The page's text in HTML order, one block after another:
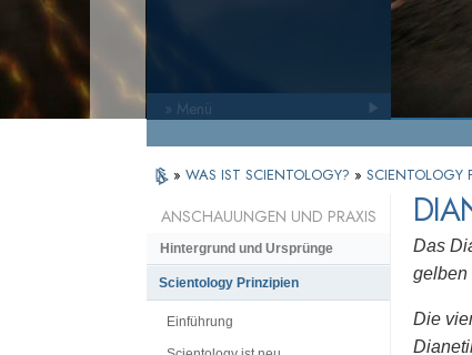
» Menü
» WAS IST SCIENTOLOGY? » SCIENTOLOGY
Das
gelben
Die
ANSCHAUUNGEN UND PRAXIS
Hintergrund und Ursprünge
Scientology Prinzipien
Einführung